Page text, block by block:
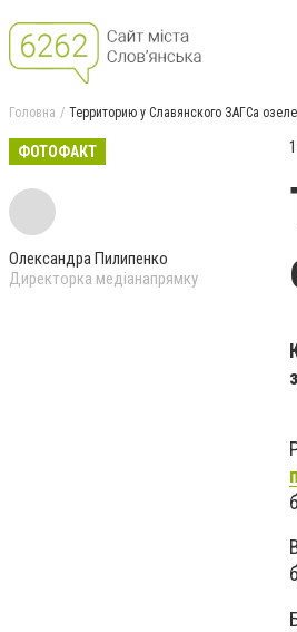
Головна Территорию у Славянского ЗАГСа
ФОТОФАКТ
Олександра Пилипенко
Директорка медіанапрямку